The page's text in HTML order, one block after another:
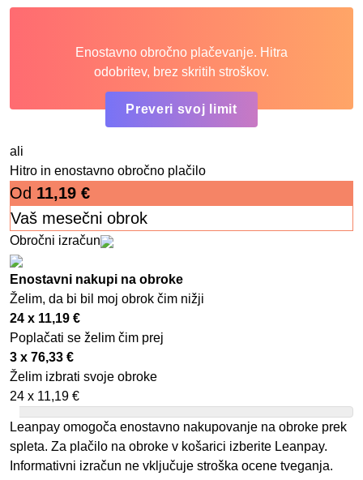
Enostavno obročno plačevanje. Hitra
odobritev, brez skritih stroškov.
Preveri svoj limit
ali
Hitro in enostavno obročno plačilo
Od 11,19 €
Vaš mesečni obrok
Obročni izračun
Enostavni nakupi na obroke
Želim, da bi bil moj obrok čim nižji
24 x 11,19 €
Poplačati se želim čim prej
3 x 76,33 €
Želim izbrati svoje obroke
24 x 11,19 €
Leanpay omogoča enostavno nakupovanje na obroke prek
spleta. Za plačilo na obroke v košarici izberite Leanpay.
Informativni izračun ne vključuje stroška ocene tveganja.